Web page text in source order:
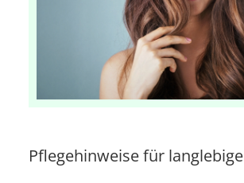
Pflegehinweise für